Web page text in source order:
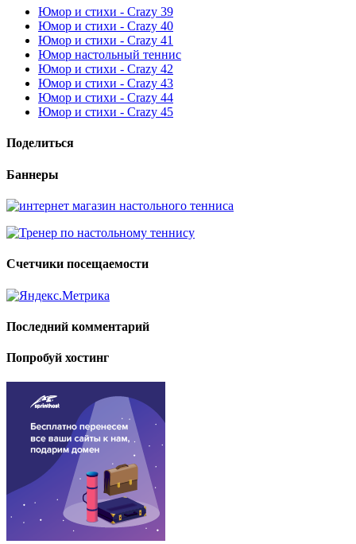
Юмор и стихи - Crazy 39
Юмор и стихи - Crazy 40
Юмор и стихи - Crazy 41
Юмор настольный теннис
Юмор и стихи - Crazy 42
Юмор и стихи - Crazy 43
Юмор и стихи - Crazy 44
Юмор и стихи - Crazy 45
Поделиться
Баннеры
Счетчики посещаемости
Последний комментарий
Попробуй хостинг